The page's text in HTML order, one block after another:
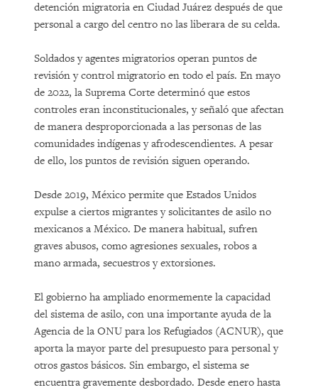
detención migratoria en Ciudad Juárez después de que
personal a cargo del centro no las liberara de su celda.
Soldados y agentes migratorios operan puntos de
revisión y control migratorio en todo el país. En mayo
de 2022, la Suprema Corte determinó que estos
controles eran inconstitucionales, y señaló que afectan
de manera desproporcionada a las personas de las
comunidades indígenas y afrodescendientes. A pesar
de ello, los puntos de revisión siguen operando.
Desde 2019, México permite que Estados Unidos
expulse a ciertos migrantes y solicitantes de asilo no
mexicanos a México. De manera habitual, sufren
graves abusos, como agresiones sexuales, robos a
mano armada, secuestros y extorsiones.
El gobierno ha ampliado enormemente la capacidad
del sistema de asilo, con una importante ayuda de la
Agencia de la ONU para los Refugiados (ACNUR), que
aporta la mayor parte del presupuesto para personal y
otros gastos básicos. Sin embargo, el sistema se
encuentra gravemente desbordado. Desde enero hasta